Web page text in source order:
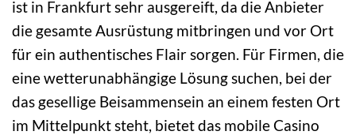
ist in Frankfurt sehr ausgereift, da die Anbieter
die gesamte Ausrüstung mitbringen und vor Ort
für ein authentisches Flair sorgen. Für Firmen, die
eine wetterunabhängige Lösung suchen, bei der
das gesellige Beisammensein an einem festen Ort
im Mittelpunkt steht, bietet das mobile Casino